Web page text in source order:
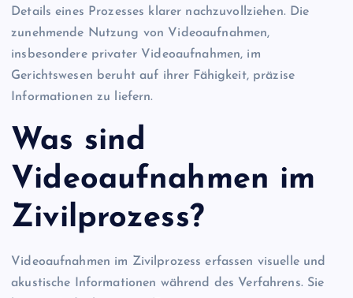
Details eines Prozesses klarer nachzuvollziehen. Die
zunehmende Nutzung von Videoaufnahmen,
insbesondere privater Videoaufnahmen, im
Gerichtswesen beruht auf ihrer Fähigkeit, präzise
Informationen zu liefern.
Was sind
Videoaufnahmen im
Zivilprozess?
Videoaufnahmen im Zivilprozess erfassen visuelle und
akustische Informationen während des Verfahrens. Sie